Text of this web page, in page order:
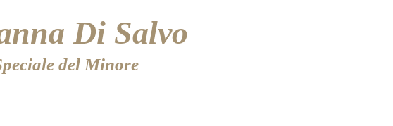
Di Salvo
del Minore